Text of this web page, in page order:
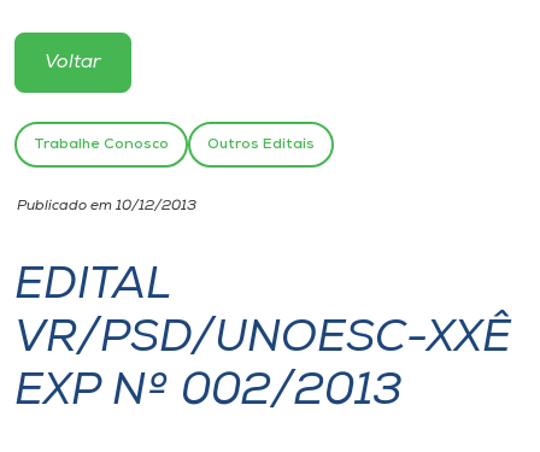
Atendimento ao Estudante
Portal de Ensino
Unoesc
Internacionalização
I.nova
Voltar
Trabalhe Conosco Outros Editais
Publicado em 10/12/2013
EDITAL
VR/PSD/UNOESC-XXÊ
EXP Nº 002/2013